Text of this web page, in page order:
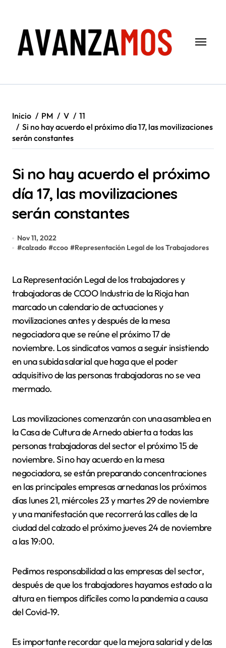
contenido
Inicio PM V
11
Si no hay acuerdo el próximo día 17, las movilizaciones
serán constantes
Si no hay acuerdo el próximo
día 17, las movilizaciones
serán constantes
Nov 11, 2022
#calzado #ccoo #Representación Legal de los Trabajadores
La Representación Legal de los trabajadores y
trabajadoras de CCOO Industria de la Rioja han
marcado un calendario de actuaciones y
movilizaciones antes y después de la mesa
negociadora que se reúne el próximo 17 de
noviembre. Los sindicatos vamos a seguir insistiendo
en una subida salarial que haga que el poder
adquisitivo de las personas trabajadoras no se vea
mermado.
Las movilizaciones comenzarán con una asamblea en
la Casa de Cultura de Arnedo abierta a todas las
personas trabajadoras del sector el próximo 15 de
noviembre. Si no hay acuerdo en la mesa
negociadora, se están preparando concentraciones
en las principales empresas arnedanas los próximos
días lunes 21, miércoles 23 y martes 29 de noviembre
y una manifestación que recorrerá las calles de la
ciudad del calzado el próximo jueves 24 de noviembre
a las 19:00.
Pedimos responsabilidad a las empresas del sector,
después de que los trabajadores hayamos estado a la
altura en tiempos difíciles como la pandemia a causa
del Covid-19.
Es importante recordar que la mejora salarial y de las